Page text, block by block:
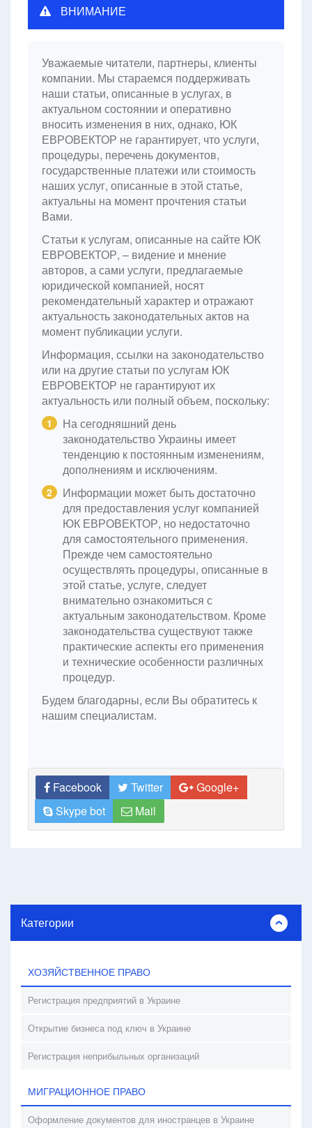
ВНИМАНИЕ
Уважаемые читатели, партнеры, клиенты
компании. Мы стараемся поддерживать
наши статьи, описанные в услугах, в
актуальном состоянии и оперативно
вносить изменения в них, однако, ЮК
ЕВРОВЕКТОР не гарантирует, что услуги,
процедуры, перечень документов,
государственные платежи или стоимость
наших услуг, описанные в этой статье,
актуальны на момент прочтения статьи
Вами.
Статьи к услугам, описанные на сайте ЮК
ЕВРОВЕКТОР, – видение и мнение
авторов, а сами услуги, предлагаемые
юридической компанией, носят
рекомендательный характер и отражают
актуальность законодательных актов на
момент публикации услуги.
Информация, ссылки на законодательство
или на другие статьи по услугам ЮК
ЕВРОВЕКТОР не гарантируют их
актуальность или полный объем, поскольку:
1
На сегодняшний день
законодательство Украины имеет
тенденцию к постоянным изменениям,
дополнениям и исключениям.
2
Информации может быть достаточно
для предоставления услуг компанией
ЮК ЕВРОВЕКТОР, но недостаточно
для самостоятельного применения.
Прежде чем самостоятельно
осуществлять процедуры, описанные в
этой статье, услуге, следует
внимательно ознакомиться с
актуальным законодательством. Кроме
законодательства существуют также
практические аспекты его применения
и технические особенности различных
процедур.
Будем благодарны, если Вы обратитесь к
нашим специалистам.
Facebook Twitter
Google+
Skype bot
Mail
Категории
ХОЗЯЙСТВЕННОЕ ПРАВО
Регистрация предприятий в Украине
Открытие бизнеса под ключ в Украине
Регистрация неприбыльных организаций
МИГРАЦИОННОЕ ПРАВО
Оформление документов для иностранцев в Украине